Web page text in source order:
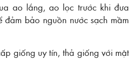
ao lắng, ao lọc trước khi đưa
đảm bảo nguồn nước sạch mầm
giống uy tín, thả giống với mật